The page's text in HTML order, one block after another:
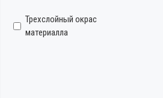
Трехслойный окрас
материалла